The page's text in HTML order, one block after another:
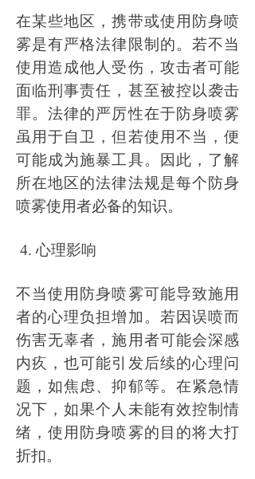
在某些地区，携带或使用防身喷
雾是有严格法律限制的。若不当
使用造成他人受伤，攻击者可能
面临刑事责任，甚至被控以袭击
罪。法律的严厉性在于防身喷雾
虽用于自卫，但若使用不当，便
可能成为施暴工具。因此，了解
所在地区的法律法规是每个防身
喷雾使用者必备的知识。
4. 心理影响
不当使用防身喷雾可能导致施用
者的心理负担增加。若因误喷而
伤害无辜者，施用者可能会深感
内疚，也可能引发后续的心理问
题，如焦虑、抑郁等。在紧急情
况下，如果个人未能有效控制情
绪，使用防身喷雾的目的将大打
折扣。